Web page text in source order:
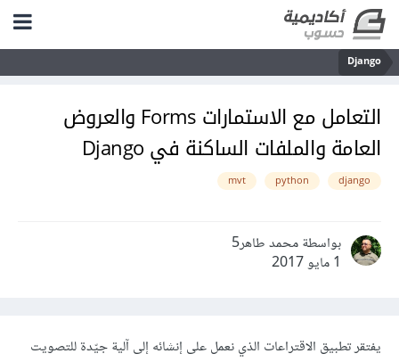
Django
التعامل مع الاستمارات Forms والعروض
العامة والملفات الساكنة في Django
django
python
mvt
بواسطة محمد طاهر5
1 مايو 2017
يفتقر تطبيق الاقتراعات الذي نعمل على إنشائه إلى آلية جيّدة للتصويت